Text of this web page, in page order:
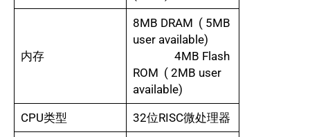
内存
8MB DRAM ( 5MB
user available)
4MB Flash
ROM ( 2MB user
available)
CPU类型 32位RISC微处理器